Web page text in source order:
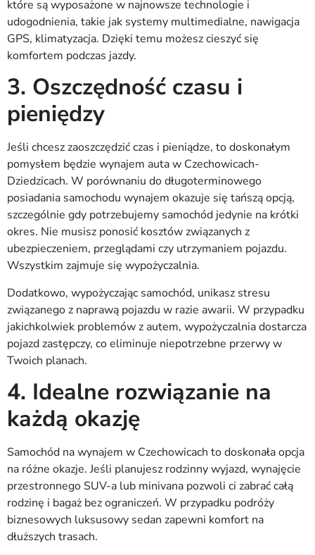
które są wyposażone w najnowsze technologie i
udogodnienia, takie jak systemy multimedialne, nawigacja
GPS, klimatyzacja. Dzięki temu możesz cieszyć się
komfortem podczas jazdy.
3. Oszczędność czasu i
pieniędzy
Jeśli chcesz zaoszczędzić czas i pieniądze, to doskonałym
pomysłem będzie wynajem auta w Czechowicach-
Dziedzicach. W porównaniu do długoterminowego
posiadania samochodu wynajem okazuje się tańszą opcją,
szczególnie gdy potrzebujemy samochód jedynie na krótki
okres. Nie musisz ponosić kosztów związanych z
ubezpieczeniem, przeglądami czy utrzymaniem pojazdu.
Wszystkim zajmuje się wypożyczalnia.
Dodatkowo, wypożyczając samochód, unikasz stresu
związanego z naprawą pojazdu w razie awarii. W przypadku
jakichkolwiek problemów z autem, wypożyczalnia dostarcza
pojazd zastępczy, co eliminuje niepotrzebne przerwy w
Twoich planach.
4. Idealne rozwiązanie na
każdą okazję
Samochód na wynajem w Czechowicach to doskonała opcja
na różne okazje. Jeśli planujesz rodzinny wyjazd, wynajęcie
przestronnego SUV-a lub minivana pozwoli ci zabrać całą
rodzinę i bagaż bez ograniczeń. W przypadku podróży
biznesowych luksusowy sedan zapewni komfort na
dłuższych trasach.